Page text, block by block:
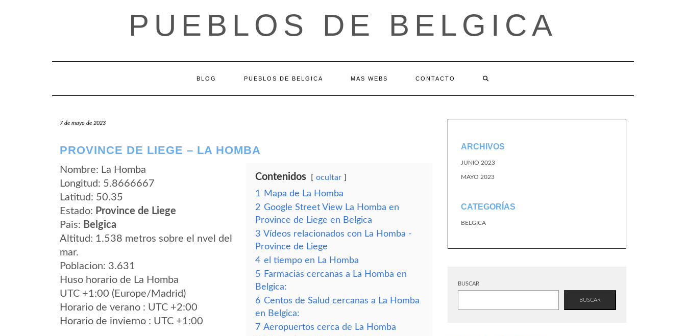
PUEBLOS DE BELGICA
BLOG PUEBLOS DE BELGICA MAS WEBS CONTACTO
7 de mayo de 2023
PROVINCE DE LIEGE – LA HOMBA
Nombre: La Homba
Longitud: 5.8666667
Latitud: 50.35
Estado: Province de Liege
Pais: Belgica
Altitud: 1.538 metros sobre el nvel del
mar.
Poblacion: 3.631
Huso horario de La Homba
UTC +1:00 (Europe/Madrid)
Horario de verano : UTC +2:00
Horario de invierno : UTC +1:00
Contenidos ocultar
1
Mapa de La Homba
2 Google Street View La Homba en
Province de Liege en Belgica
3 Vídeos relacionados con La Homba -
Province de Liege
4 el tiempo en La Homba
5 Farmacias cercanas a La Homba en
Belgica:
6 Centos de Salud cercanas a La Homba
en Belgica:
7 Aeropuertos cerca de La Homba
ARCHIVOS
JUNIO 2023
MAYO 2023
CATEGORÍAS
BELGICA
BUSCAR
BUSCAR